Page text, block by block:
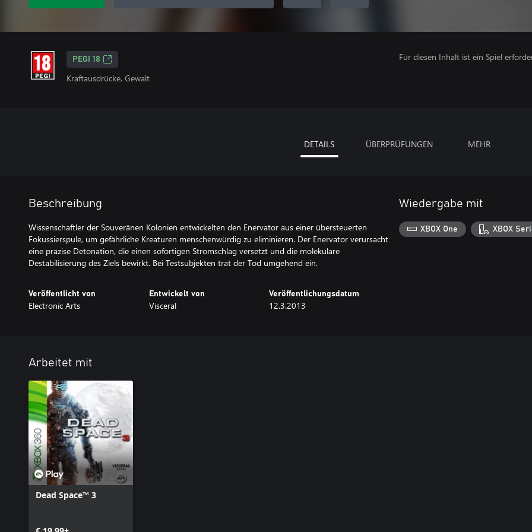
PEGI 18
Kraftausdrücke, Gewalt
Für diesen Inhalt ist ein Spiel
DETAILS ÜBERPRÜFUNGEN MEHR
Beschreibung
Wissenschaftler der Souveränen Kolonien entwickelten den Enervator aus einer übersteuerten
Fokussierspule, um gefährliche Kreaturen menschenwürdig zu eliminieren. Der Enervator verursacht
eine präzise Detonation, die einen sofortigen Stromschlag versetzt und die molekulare
Destabilisierung des Ziels bewirkt. Bei Testsubjekten trat der Tod umgehend ein.
Veröffentlicht von
Electronic Arts
Entwickelt von
Visceral
Veröffentlichungsdatum
12.3.2013
Wiedergabe mit
XBOX One XBOX
Arbeitet mit
Dead Space™ 3